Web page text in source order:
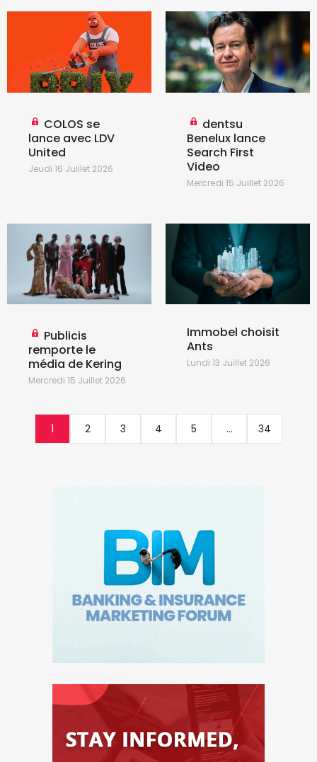
COLOS se
lance avec LDV
United
Jeudi 16 Juillet 2026
dentsu
Benelux lance
Search First
Video
Mercredi 15 Juillet 2026
Publicis
remporte le
média de Kering
Mercredi 15 Juillet 2026
Immobel choisit
Ants
Lundi 13 Juillet 2026
1 2 3 4 5 ... 34